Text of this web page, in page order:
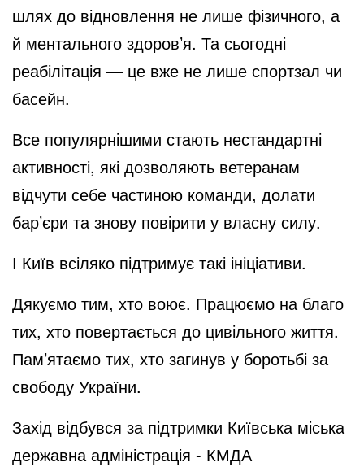
d
o
шлях до відновлення не лише фізичного, а
й ментального здоров’я. Та сьогодні
реабілітація — це вже не лише спортзал чи
басейн.
Все популярнішими стають нестандартні
активності, які дозволяють ветеранам
відчути себе частиною команди, долати
бар’єри та знову повірити у власну силу.
І Київ всіляко підтримує такі ініціативи.
Дякуємо тим, хто воює. Працюємо на благо
тих, хто повертається до цивільного життя.
Пам’ятаємо тих, хто загинув у боротьбі за
свободу України.
Захід відбувся за підтримки Київська міська
державна адміністрація - КМДА